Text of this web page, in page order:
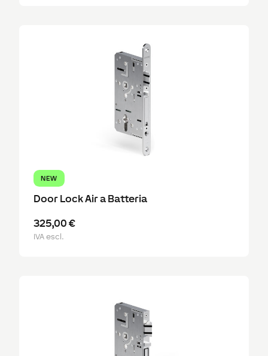
NEW
Door Lock Air a Batteria
325,00 €
IVA escl.